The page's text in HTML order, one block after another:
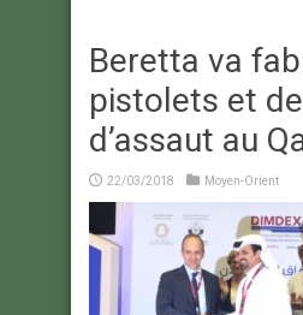
Beretta va
pistolets et
d’assaut au
22/03/2018 Moyen-Orient